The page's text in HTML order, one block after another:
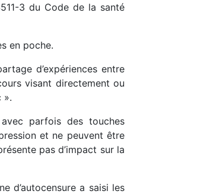
3 du Code de la santé
en poche.
d’expériences entre
visant directement ou
».
parfois des touches
et ne peuvent être
pas d’impact sur la
d’autocensure a saisi les